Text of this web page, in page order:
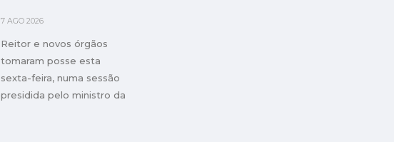
"transformadora"
7 AGO 2026
Reitor e novos órgãos
tomaram posse esta
sexta-feira, numa sessão
presidida pelo ministro da